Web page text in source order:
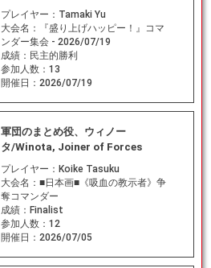
プレイヤー： Tamaki Yu
大会名：
『盛り上げハッピー！』コマ
ンダー集会 - 2026/07/19
成績： 民主的勝利
参加人数： 13
開催日： 2026/07/19
軍団のまとめ役、ウィノー
タ/Winota, Joiner of Forces
プレイヤー： Koike Tasuku
大会名： ■日本画■《吸血の教示者》争
奪コマンダー
成績： Finalist
参加人数： 12
開催日： 2026/07/05